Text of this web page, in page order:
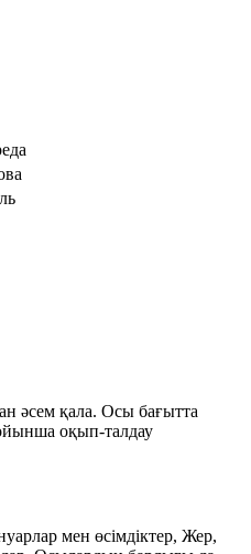
әсем қала. Осы бағытта
оқып-талдау
мен өсімдіктер, Жер,